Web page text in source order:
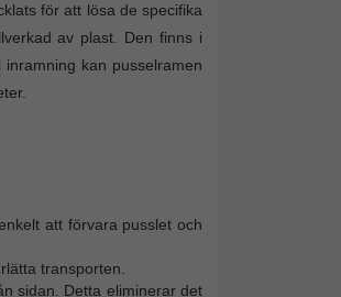
för att lösa de specifika
av plast. Den finns i
kan pusselramen
att förvara pusslet och
transporten.
sidan. Detta eliminerar det